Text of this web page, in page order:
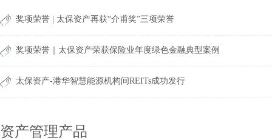
奖项荣誉 | 太保资产再获“介甫奖”三项荣誉
奖项荣誉｜太保资产荣获保险业年度绿色金融典型案例
太保资产-港华智慧能源机构间REITs成功发行
资产管理产品